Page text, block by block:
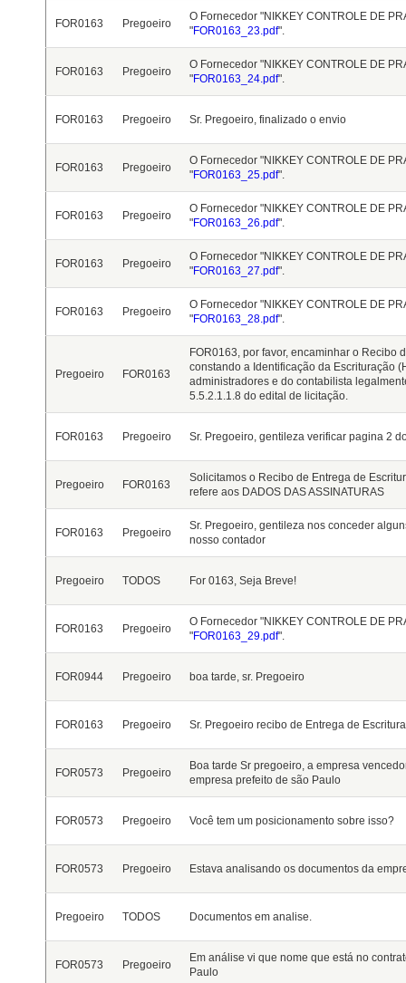
FOR0163 Pregoeiro
O Fornecedor "NIKKEY CONTROLE DE
"FOR0163_23.pdf".
FOR0163 Pregoeiro
O Fornecedor "NIKKEY CONTROLE DE
"FOR0163_24.pdf".
FOR0163 Pregoeiro Sr. Pregoeiro, finalizado o envio
FOR0163 Pregoeiro
O Fornecedor "NIKKEY CONTROLE DE
"FOR0163_25.pdf".
FOR0163 Pregoeiro
O Fornecedor "NIKKEY CONTROLE DE
"FOR0163_26.pdf".
FOR0163 Pregoeiro
O Fornecedor "NIKKEY CONTROLE DE
"FOR0163_27.pdf".
FOR0163 Pregoeiro
O Fornecedor "NIKKEY CONTROLE DE
"FOR0163_28.pdf".
Pregoeiro FOR0163
FOR0163, por favor, encaminhar o Recibo
constando a Identificação da Escrituração
administradores e do contabilista
5.5.2.1.1.8 do edital de licitação.
FOR0163 Pregoeiro Sr. Pregoeiro, gentileza verificar pagina 2
Pregoeiro FOR0163
Solicitamos o Recibo de Entrega de
refere aos DADOS DAS ASSINATURAS
FOR0163 Pregoeiro
Sr. Pregoeiro, gentileza nos conceder
nosso contador
Pregoeiro TODOS For 0163, Seja Breve!
FOR0163 Pregoeiro
O Fornecedor "NIKKEY CONTROLE DE
"FOR0163_29.pdf".
FOR0944 Pregoeiro boa tarde, sr. Pregoeiro
FOR0163 Pregoeiro Sr. Pregoeiro recibo de Entrega de
FOR0573 Pregoeiro
Boa tarde Sr pregoeiro, a empresa
empresa prefeito de são Paulo
FOR0573 Pregoeiro Você tem um posicionamento sobre isso?
FOR0573 Pregoeiro Estava analisando os documentos da
Pregoeiro TODOS Documentos em analise.
FOR0573 Pregoeiro
Em análise vi que nome que está no
Paulo